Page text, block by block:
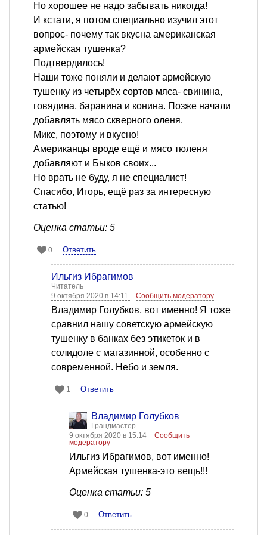
Но хорошее не надо забывать никогда!
И кстати, я потом специально изучил этот
вопрос- почему так вкусна американская
армейская тушенка?
Подтвердилось!
Наши тоже поняли и делают армейскую
тушенку из четырёх сортов мяса- свинина,
говядина, баранина и конина. Позже начали
добавлять мясо скверного оленя.
Микс, поэтому и вкусно!
Американцы вроде ещё и мясо тюленя
добавляют и Быков своих...
Но врать не буду, я не специалист!
Спасибо, Игорь, ещё раз за интересную
статью!
Оценка статьи: 5
0 Ответить
Ильгиз Ибрагимов
Читатель
9 октября 2020 в 14:11
Сообщить модератору
Владимир Голубков, вот именно! Я тоже
сравнил нашу советскую армейскую
тушенку в банках без этикеток и в
солидоле с магазинной, особенно с
современной. Небо и земля.
1 Ответить
Владимир Голубков
Грандмастер
9 октября 2020 в 15:14
Сообщить
модератору
Ильгиз Ибрагимов, вот именно!
Армейская тушенка-это вещь!!!
Оценка статьи: 5
0 Ответить